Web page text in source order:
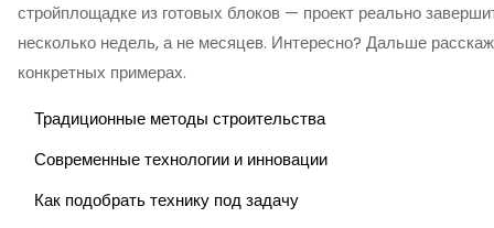
стройплощадке из готовых блоков — проект реально
несколько недель, а не месяцев. Интересно? Дальше
конкретных примерах.
Традиционные методы строительства
Современные технологии и инновации
Как подобрать технику под задачу